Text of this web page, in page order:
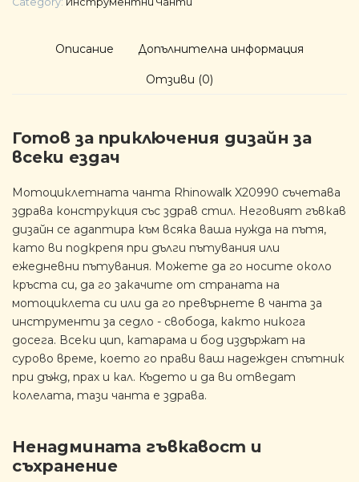
Описание Допълнителна информация
Отзиви (0)
Готов за приключения дизайн за
всеки ездач
Мотоциклетната чанта Rhinowalk X20990 съчетава
здрава конструкция със здрав стил. Неговият гъвкав
дизайн се адаптира към всяка ваша нужда на пътя,
като ви подкрепя при дълги пътувания или
ежедневни пътувания. Можете да го носите около
кръста си, да го закачите от страната на
мотоциклета си или да го превърнете в чанта за
инструменти за седло - свобода, както никога
досега. Всеки цип, катарама и бод издържат на
сурово време, което го прави ваш надежден спътник
при дъжд, прах и кал. Където и да ви отведат
колелата, тази чанта е здрава.
Ненадмината гъвкавост и
съхранение